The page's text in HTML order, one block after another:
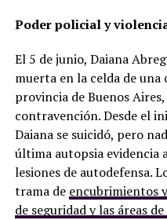
Poder policial y
El 5 de junio, Daiana
muerta en la celda de una
provincia de Buenos
contravención. Desde el
Daiana se suicidó, pero
última autopsia evidencia
lesiones de autodefensa.
trama de encubrimientos
de seguridad y las áreas